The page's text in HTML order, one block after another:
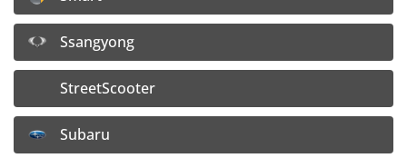
Ssangyong
StreetScooter
Subaru
Detail disku
8x18 5x112 ET26